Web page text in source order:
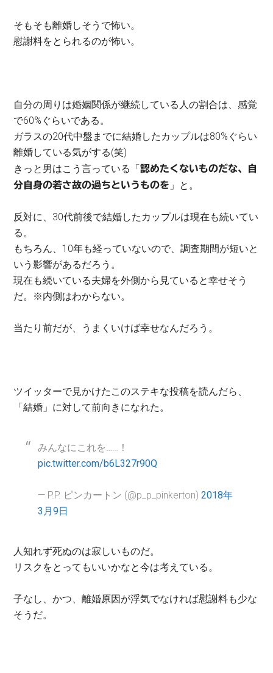
そもそも離婚しそうで怖い。
慰謝料をとられるのが怖い。
自分の周りは婚姻関係が継続している人の割合は、感覚
で60%ぐらいである。
ガラスの20代中盤までに結婚したカップルは80%ぐらい
離婚している気がする(笑)
きっと男はこう言っている「認めたくないものだな、自
分自身の若さ故の過ちというものを 」と。
反対に、30代前後で結婚したカップルは現在も続いてい
る。
もちろん、10年も経っていないので、調査期間が短いと
いう影響があるだろう。
現在も続いている夫婦を外側から見ていると幸せそう
だ。※内側はわからない。
当たり前だが、うまくいけば幸せなんだろう。
ツイッターで見かけたこのステキな投稿を読んだら、
「結婚」に対して前向きになれた。
みんなにこれを……！
pic.twitter.com/b6L327r90Q
— P.P. ピンカートン (@p_p_pinkerton)2018年
3月9日
人知れず死ぬのは寂しいものだ。
リスクをとってもいいかなと今は考えている。
子なし、かつ、離婚原因が浮気でなければ慰謝料も少な
そうだ。